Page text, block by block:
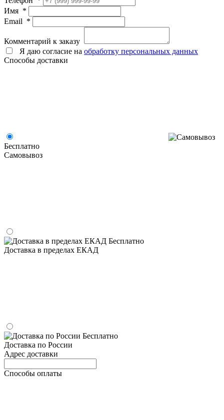
Имя *
Email *
Комментарий к заказу
Я даю согласие на обработку персональных данных
Способы доставки
Бесплатно
Самовывоз
Бесплатно
Доставка в пределах ЕКАД
Бесплатно
Доставка по России
Адрес доставки
Способы оплаты